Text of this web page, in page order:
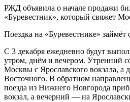
РЖД объявила о начале продажи
«Буревестник», который свяжет
Поездка на «Буревестнике» займёт
С 3 декабря ежедневно будут
утром, днём и вечером. Утренний
Москвы с Ярославского вокзала,
Восточного. В обратном
поезда из Нижнего Новгорода
вокзал, а вечерний — на